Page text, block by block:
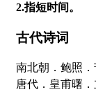
2.指短时间。
古代诗词
南北朝．鲍照
唐代．皇甫曙